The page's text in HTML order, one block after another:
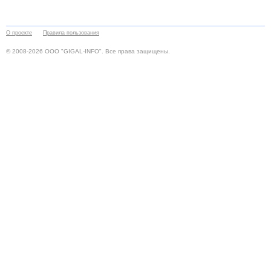
О проекте Правила пользования
© 2008-2026 ООО "GIGAL-INFO". Все права защищены.